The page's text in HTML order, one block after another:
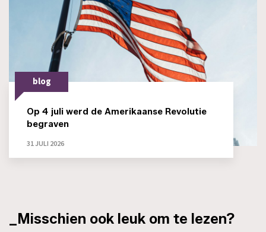
blog
Op 4 juli werd de Amerikaanse Revolutie
begraven
31 JULI 2026
_Misschien ook leuk om te lezen?